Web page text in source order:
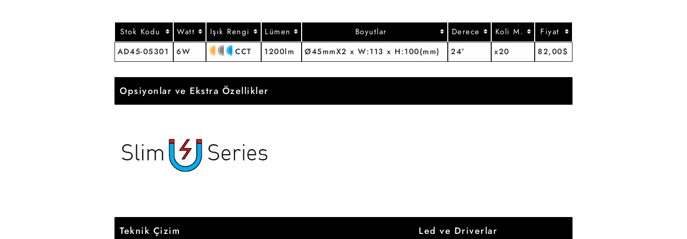
Stok Kodu Watt Işık Rengi Lümen Boyutlar Derece Koli M.
Fiyat
AD45-05301
6W CCT 1200lm Ø45mmX2 x W:113 x H:100(mm) 24° x20 82,00$
Opsiyonlar ve Ekstra Özellikler
Teknik Çizim Led ve Driverlar